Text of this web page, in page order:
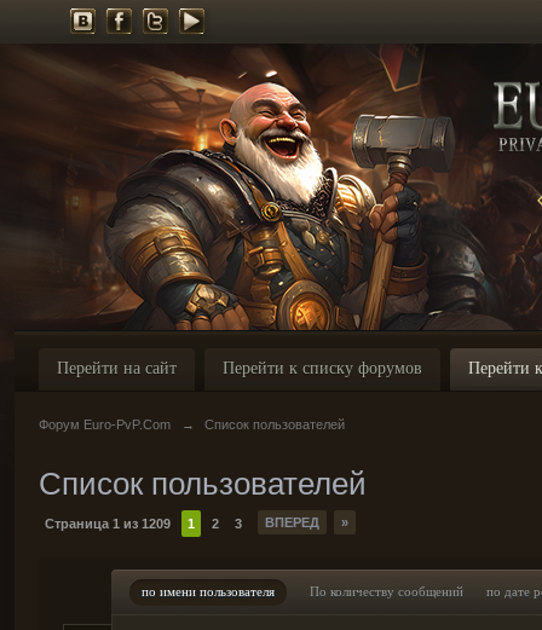
Перейти на сайт Перейти к списку форумов Перейти
Форум Euro-PvP.Com → Список пользователей
Список пользователей
Страница 1 из 1209 1 2 3 ВПЕРЕД »
по имени пользователя По количеству сообщений по дате